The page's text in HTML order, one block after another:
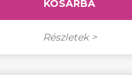
KOSÁRBA
Részletek >